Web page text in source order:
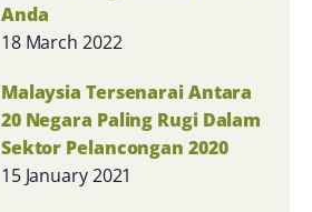
Anda
18 March 2022
Malaysia Tersenarai Antara
20 Negara Paling Rugi Dalam
Sektor Pelancongan 2020
15 January 2021